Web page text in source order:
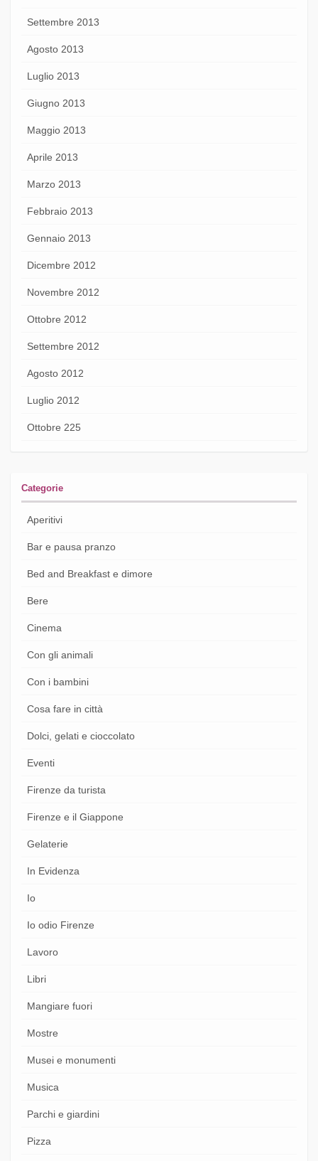
Settembre 2013
Agosto 2013
Luglio 2013
Giugno 2013
Maggio 2013
Aprile 2013
Marzo 2013
Febbraio 2013
Gennaio 2013
Dicembre 2012
Novembre 2012
Ottobre 2012
Settembre 2012
Agosto 2012
Luglio 2012
Ottobre 225
Categorie
Aperitivi
Bar e pausa pranzo
Bed and Breakfast e dimore
Bere
Cinema
Con gli animali
Con i bambini
Cosa fare in città
Dolci, gelati e cioccolato
Eventi
Firenze da turista
Firenze e il Giappone
Gelaterie
In Evidenza
Io
Io odio Firenze
Lavoro
Libri
Mangiare fuori
Mostre
Musei e monumenti
Musica
Parchi e giardini
Pizza